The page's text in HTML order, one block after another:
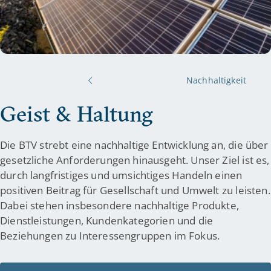
Nachhaltigkeit
Geist & Haltung
Die BTV strebt eine nachhaltige Entwicklung an, die über
gesetzliche Anforderungen hinausgeht. Unser Ziel ist es,
durch langfristiges und umsichtiges Handeln einen
positiven Beitrag für Gesellschaft und Umwelt zu leisten.
Dabei stehen insbesondere nachhaltige Produkte,
Dienstleistungen, Kundenkategorien und die
Beziehungen zu Interessengruppen im Fokus.